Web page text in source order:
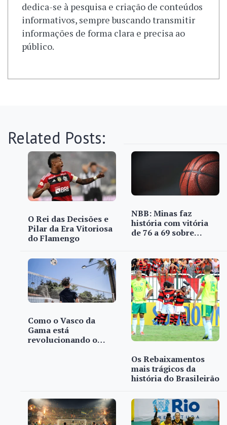
dedica-se à pesquisa e criação de conteúdos
informativos, sempre buscando transmitir
informações de forma clara e precisa ao
público.
Related Posts:
O Rei das Decisões e
Pilar da Era Vitoriosa
do Flamengo
NBB: Minas faz
história com vitória
de 76 a 69 sobre…
Como o Vasco da
Gama está
revolucionando o…
Os Rebaixamentos
mais trágicos da
história do Brasileirão